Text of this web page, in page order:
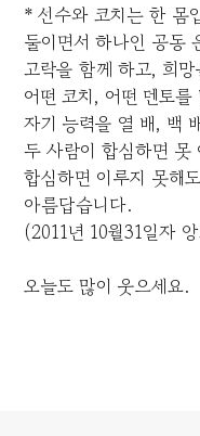
* 선수와 코치는 한 몸
둘이면서 하나인 공동
고락을 함께 하고, 희
어떤 코치, 어떤 멘토
자기 능력을 열 배, 백
두 사람이 합심하면 못
합심하면 이루지 못해도
아름답습니다.
(2011년 10월31일자
오늘도 많이 웃으세요.